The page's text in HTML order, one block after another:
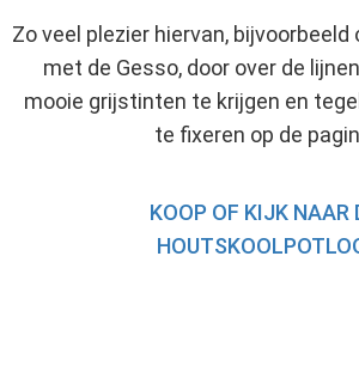
Zo veel plezier hiervan,
met de Gesso, door over de
mooie grijstinten te krijgen en
te fixeren op de
KOOP OF KIJK NAAR